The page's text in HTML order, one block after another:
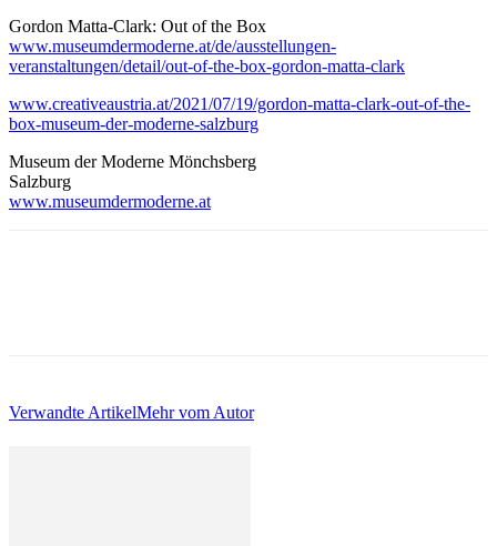
Gordon Matta-Clark: Out of the Box
www.museumdermoderne.at/de/ausstellungen-
veranstaltungen/detail/out-of-the-box-gordon-matta-clark
www.creativeaustria.at/2021/07/19/gordon-matta-clark-out-of-the-
box-museum-der-moderne-salzburg
Museum der Moderne Mönchsberg
Salzburg
www.museumdermoderne.at
Verwandte ArtikelMehr vom Autor